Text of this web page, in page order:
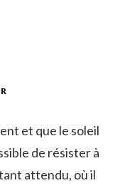
et que le soleil
de résister à
tant ‌attendu, où ⁤il